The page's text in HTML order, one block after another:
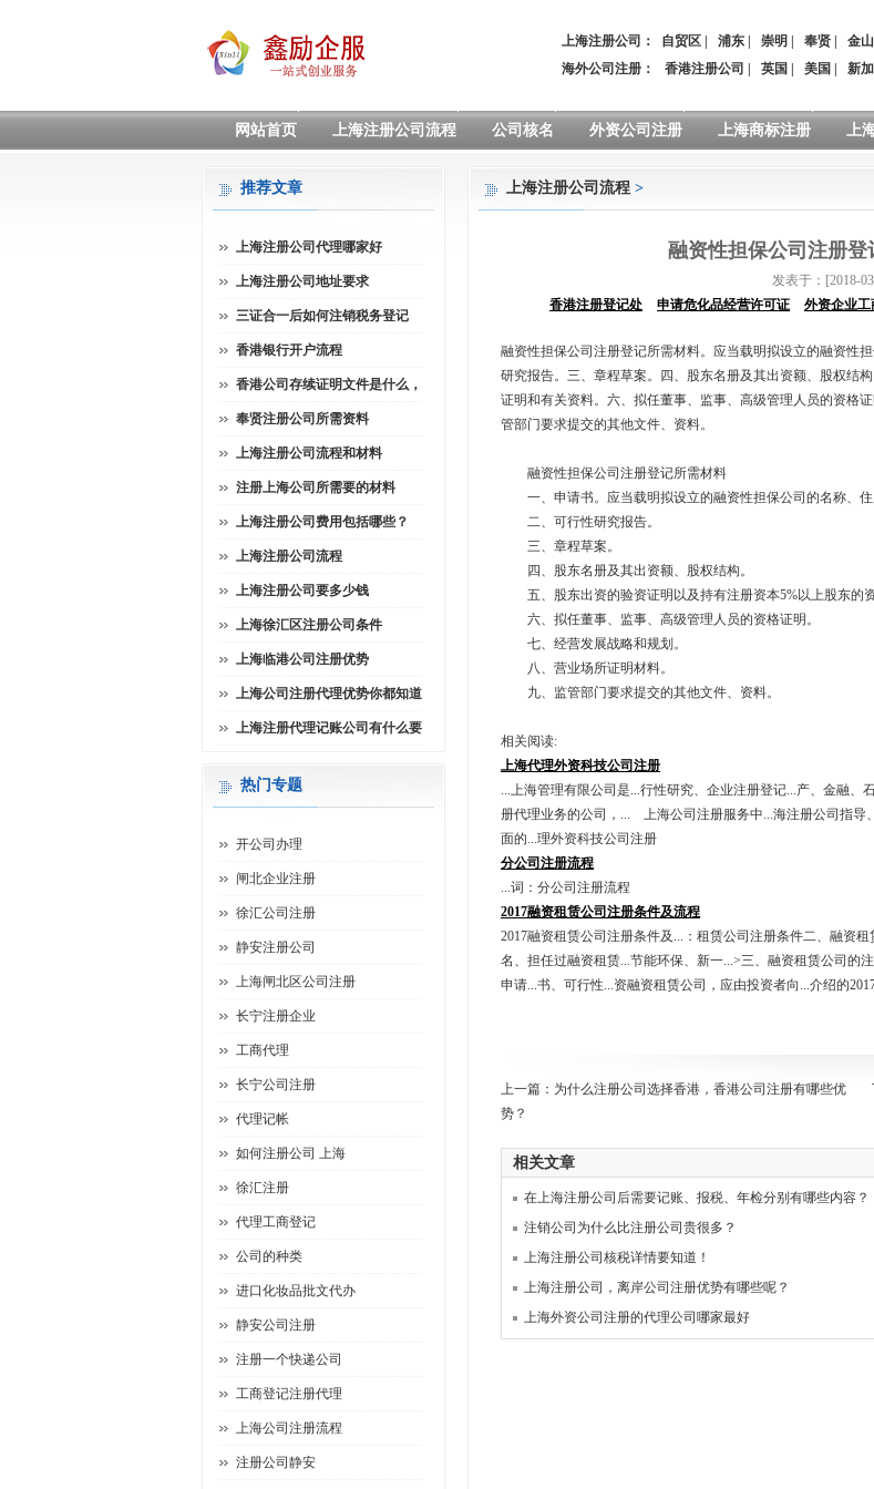
上海注册公司： 自贸区 浦东 崇明 奉贤 金山
海外公司注册：
香港注册公司 英国 美国 新
网站首页 上海注册公司流程 公司核名 外资公司注册 上海商标注册 上
上海注册公司流程 >
融资性担保公司注册
发表于：[2018-
香港注册登记处
申请危化品经营许可证 外资企业
融资性担保公司注册登记所需材料。应当载明拟设立的融资性
研究报告。三、章程草案。四、股东名册及其出资额、股权结
证明和有关资料。六、拟任董事、监事、高级管理人员的资格
管部门要求提交的其他文件、资料。
融资性担保公司注册登记所需材料
一、申请书。应当载明拟设立的融资性担保公司的名称、住
二、可行性研究报告。
三、章程草案。
四、股东名册及其出资额、股权结构。
五、股东出资的验资证明以及持有注册资本5%以上股东的资
六、拟任董事、监事、高级管理人员的资格证明。
七、经营发展战略和规划。
八、营业场所证明材料。
九、监管部门要求提交的其他文件、资料。
相关阅读:
上海代理外资科技公司注册
...上海管理有限公司是...行性研究、企业注册登记...产、金融
册代理业务的公司，... 上海公司注册服务中...海注册公司指导
面的...理外资科技公司注册
分公司注册流程
...词：分公司注册流程
2017融资租赁公司注册条件及流程
2017融资租赁公司注册条件及...：租赁公司注册条件二、融资
名、担任过融资租赁...节能环保、新一...>三、融资租赁公司的
申请...书、可行性...资融资租赁公司，应由投资者向...介绍的
上一篇： 为什么注册公司选择香港，香港公司注册有哪些优
势？
相关文章
在上海注册公司后需要记账、报税、年检分别有哪些内容？
注销公司为什么比注册公司贵很多？
上海注册公司核税详情要知道！
上海注册公司，离岸公司注册优势有哪些呢？
上海外资公司注册的代理公司哪家最好
推荐文章
上海注册公司代理哪家好
上海注册公司地址要求
三证合一后如何注销税务登记
香港银行开户流程
香港公司存续证明文件是什么，
奉贤注册公司所需资料
上海注册公司流程和材料
注册上海公司所需要的材料
上海注册公司费用包括哪些？
上海注册公司流程
上海注册公司要多少钱
上海徐汇区注册公司条件
上海临港公司注册优势
上海公司注册代理优势你都知道
上海注册代理记账公司有什么要
热门专题
开公司办理
闸北企业注册
徐汇公司注册
静安注册公司
上海闸北区公司注册
长宁注册企业
工商代理
长宁公司注册
代理记帐
如何注册公司 上海
徐汇注册
代理工商登记
公司的种类
进口化妆品批文代办
静安公司注册
注册一个快递公司
工商登记注册代理
上海公司注册流程
注册公司静安